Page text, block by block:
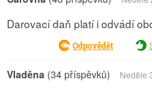
Darovací daň platí i odvádí
Odpovědět
Vladěna (34 příspěvků) Neděle